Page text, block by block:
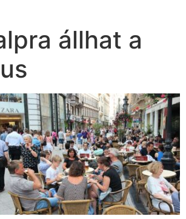
állhat a